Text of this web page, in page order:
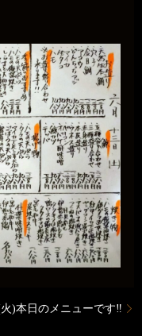
)本日のメニューです‼️